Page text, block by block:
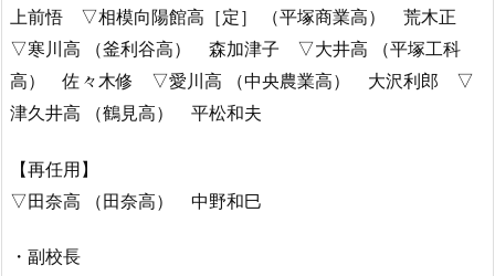
上前悟 ▽相模向陽館高［定］ （平塚商業高） 荒木正
▽寒川高 （釜利谷高） 森加津子 ▽大井高 （平塚工科
高） 佐々木修 ▽愛川高 （中央農業高） 大沢利郎 ▽
津久井高 （鶴見高） 平松和夫
【再任用】
▽田奈高 （田奈高） 中野和巳
・副校長